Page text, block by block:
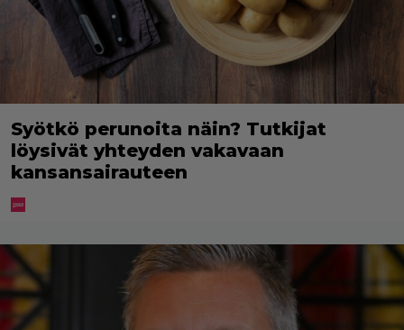
Syötkö perunoita näin? Tutkijat
löysivät yhteyden vakavaan
kansansairauteen